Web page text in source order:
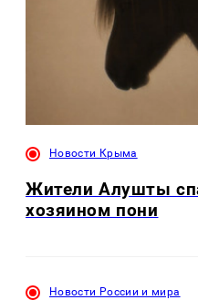
Новости Крыма
Жители Алушты
хозяином пони
Новости России и мира